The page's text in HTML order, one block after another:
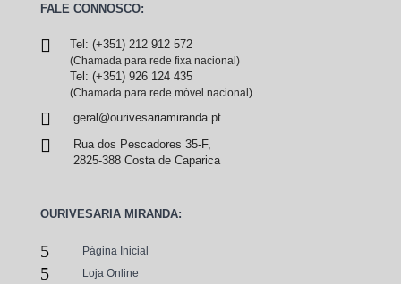
FALE CONNOSCO:
 Tel: (+351) 212 912 572
(Chamada para rede fixa nacional)
Tel: (+351) 926 124 435
(Chamada para rede móvel nacional)
 geral@ourivesariamiranda.pt

Rua dos Pescadores 35-F,
2825-388 Costa de Caparica
OURIVESARIA MIRANDA:
5 Página Inicial
5 Loja Online